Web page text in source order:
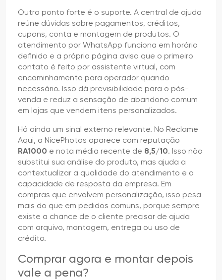
Outro ponto forte é o suporte. A central de ajuda
reúne dúvidas sobre pagamentos, créditos,
cupons, conta e montagem de produtos. O
atendimento por WhatsApp funciona em horário
definido e a própria página avisa que o primeiro
contato é feito por assistente virtual, com
encaminhamento para operador quando
necessário. Isso dá previsibilidade para o pós-
venda e reduz a sensação de abandono comum
em lojas que vendem itens personalizados.
Há ainda um sinal externo relevante. No Reclame
Aqui, a NicePhotos aparece com reputação
RA1000 e nota média recente de 8,5/10. Isso não
substitui sua análise do produto, mas ajuda a
contextualizar a qualidade do atendimento e a
capacidade de resposta da empresa. Em
compras que envolvem personalização, isso pesa
mais do que em pedidos comuns, porque sempre
existe a chance de o cliente precisar de ajuda
com arquivo, montagem, entrega ou uso de
crédito.
Comprar agora e montar depois
vale a pena?